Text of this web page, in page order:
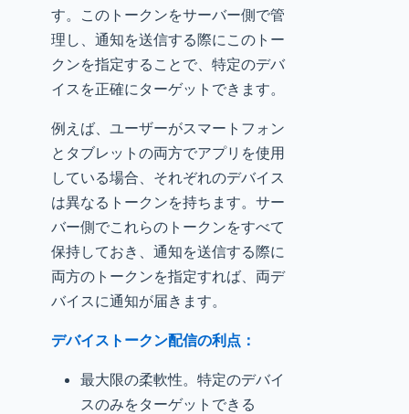
す。このトークンをサーバー側で管
理し、通知を送信する際にこのトー
クンを指定することで、特定のデバ
イスを正確にターゲットできます。
例えば、ユーザーがスマートフォン
とタブレットの両方でアプリを使用
している場合、それぞれのデバイス
は異なるトークンを持ちます。サー
バー側でこれらのトークンをすべて
保持しておき、通知を送信する際に
両方のトークンを指定すれば、両デ
バイスに通知が届きます。
デバイストークン配信の利点：
最大限の柔軟性。特定のデバイ
スのみをターゲットできる